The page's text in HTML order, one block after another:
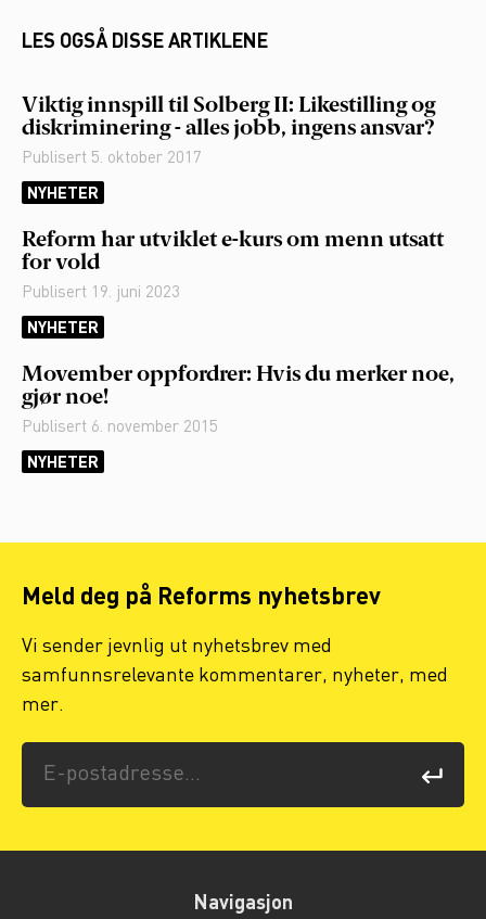
LES OGSÅ DISSE ARTIKLENE
Viktig innspill til Solberg II: Likestilling og
diskriminering - alles jobb, ingens ansvar?
Publisert 5. oktober 2017
NYHETER
Reform har utviklet e-kurs om menn utsatt
for vold
Publisert 19. juni 2023
NYHETER
Movember oppfordrer: Hvis du merker noe,
gjør noe!
Publisert 6. november 2015
NYHETER
Meld deg på Reforms nyhetsbrev
Vi sender jevnlig ut nyhetsbrev med
samfunnsrelevante kommentarer, nyheter, med
mer.
Navigasjon